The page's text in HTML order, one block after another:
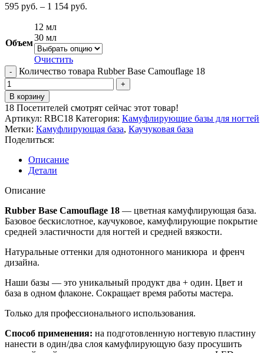
595 руб. – 1 154 руб.
Объем
12 мл
30 мл
Очистить
Количество товара Rubber Base Camouflage 18
В корзину
18 Посетителей смотрят сейчас этот товар!
Артикул: RBC18 Категория: Камуфлирующие базы для ногтей
Метки: Камуфлирующая база, Каучуковая база
Поделиться:
Описание
Детали
Описание
Rubber Base Camouflage 18 — цветная камуфлирующая база.
Базовое бескислотное, каучуковое, камуфлирующие покрытие
средней эластичности для ногтей и средней вязкости.
Натуральные оттенки для однотонного маникюра и френч
дизайна.
Наши базы — это уникальный продукт два + один. Цвет и
база в одном флаконе. Сокращает время работы мастера.
Только для профессионального использования.
Способ применения: на подготовленную ногтевую пластину
нанести в один/два слоя камуфлирующую базу просушить